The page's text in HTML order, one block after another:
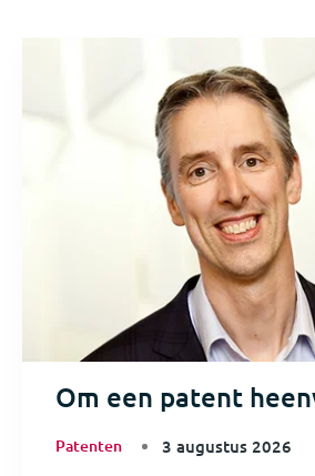
Om een patent
Patenten 3 augustus 2026